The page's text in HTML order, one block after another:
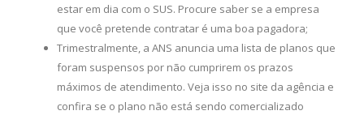
estar em dia com o SUS. Procure saber se a empresa
que você pretende contratar é uma boa pagadora;
Trimestralmente, a ANS anuncia uma lista de planos que
foram suspensos por não cumprirem os prazos
máximos de atendimento. Veja isso no site da agência e
confira se o plano não está sendo comercializado